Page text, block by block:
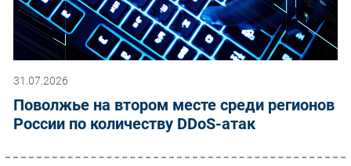
31.07.2026
Поволжье на втором месте среди регионов
России по количеству DDoS-атак